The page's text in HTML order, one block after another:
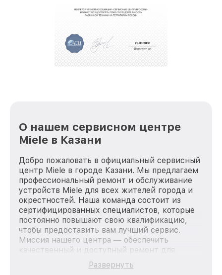
За годы своей деятельности мы получали только
репутацию. Мы постоянно совершенствуемся и
стараемся каждый день делать наш сервис еще
О нашем сервисном центре
Miele в Казани
Добро пожаловать в официальный сервисный
центр Miele в городе Казани. Мы предлагаем
профессиональный ремонт и обслуживание
устройств Miele для всех жителей города и
окрестностей. Наша команда состоит из
сертифицированных специалистов, которые
постоянно повышают свою квалификацию,
чтобы предоставить вам лучший сервис.
Миссия нашего центра — обеспечить
качественный и доступный ремонт для
каждого пользователя продукции Miele, вне
зависимости от сложности поломки. Мы
Развернуть